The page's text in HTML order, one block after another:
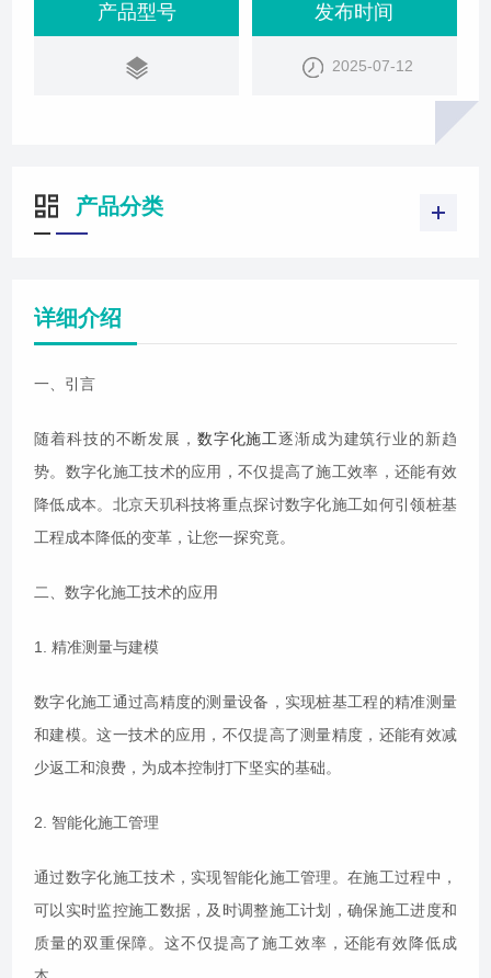
产品型号 发布时间
2025-07-12
产品分类
详细介绍
一、引言
随着科技的不断发展， 数字化施工逐渐成为建筑行业的新趋
势。数字化施工技术的应用，不仅提高了施工效率，还能有效
降低成本。北京天玑科技将重点探讨数字化施工如何引领桩基
工程成本降低的变革，让您一探究竟。
二、数字化施工技术的应用
1. 精准测量与建模
数字化施工通过高精度的测量设备，实现桩基工程的精准测量
和建模。这一技术的应用，不仅提高了测量精度，还能有效减
少返工和浪费，为成本控制打下坚实的基础。
2. 智能化施工管理
通过数字化施工技术，实现智能化施工管理。在施工过程中，
可以实时监控施工数据，及时调整施工计划，确保施工进度和
质量的双重保障。这不仅提高了施工效率，还能有效降低成